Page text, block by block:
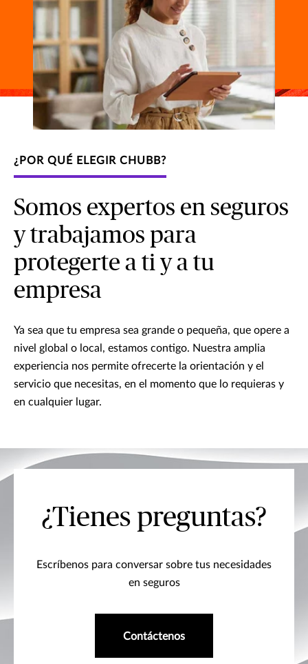
¿POR QUÉ ELEGIR CHUBB?
Somos expertos en seguros
y trabajamos para
protegerte a ti y a tu
empresa
Ya sea que tu empresa sea grande o pequeña, que opere a
nivel global o local, estamos contigo. Nuestra amplia
experiencia nos permite ofrecerte la orientación y el
servicio que necesitas, en el momento que lo requieras y
en cualquier lugar.
¿Tienes preguntas?
Escríbenos para conversar sobre tus necesidades
en seguros
Contáctenos